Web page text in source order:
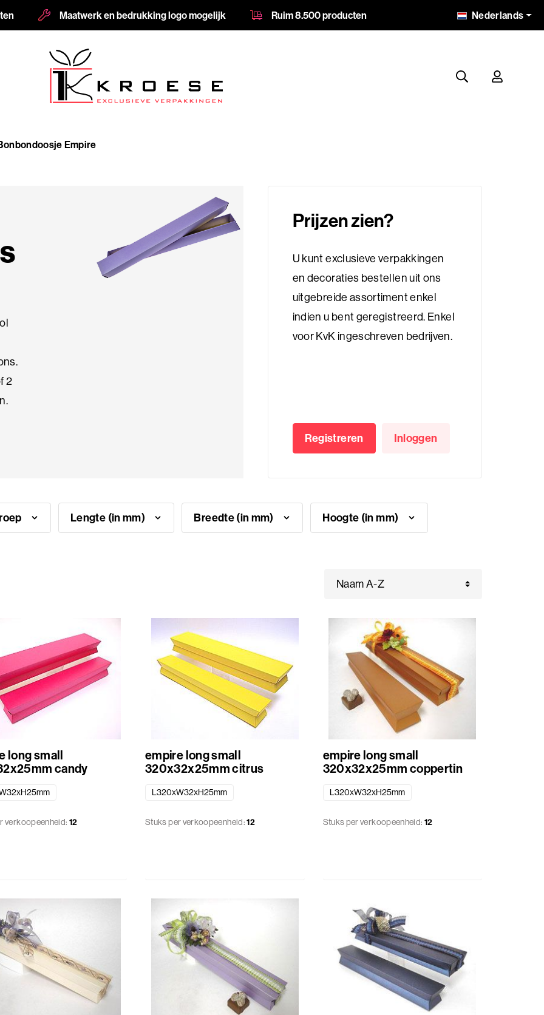
Maatwerk en bedrukking logo mogelijk Ruim 8.500 producten Nederlands
Empire
2
Prijzen zien?
U kunt exclusieve verpakkingen
en decoraties bestellen uit ons
uitgebreide assortiment enkel
indien u bent geregistreerd. Enkel
voor KvK ingeschreven bedrijven.
Registreren Inloggen
Lengte (in mm) Breedte (in mm) Hoogte (in mm)
long small
candy
verkoopeenheid: 12
empire long small
320x32x25mm citrus
L320xW32xH25mm
Stuks per verkoopeenheid:12
empire long small
320x32x25mm coppertin
L320xW32xH25mm
Stuks per verkoopeenheid: 12